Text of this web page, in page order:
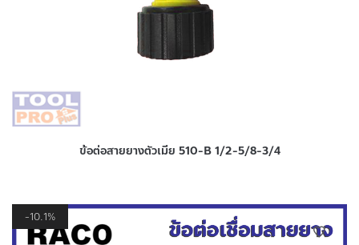
ข้อต่อสายยางตัวเมีย 510-B 1/2-5/8-3/4
10.1%